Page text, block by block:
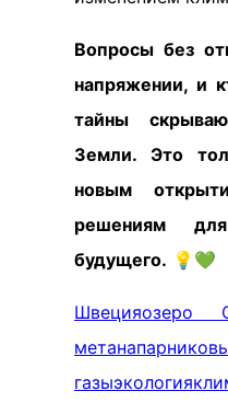
Вопросы без
напряжении, и
тайны
Земли. Это
новым
решениям
будущего. 💡💚
Швецияозеро
метана
газыэкология